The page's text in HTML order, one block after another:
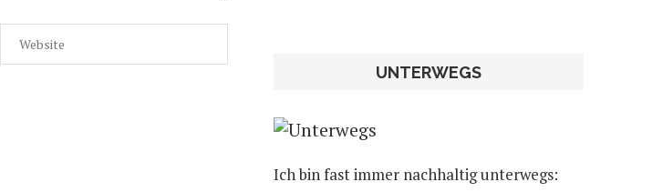
UNTERWEGS
Ich bin fast immer nachhaltig unterwegs: